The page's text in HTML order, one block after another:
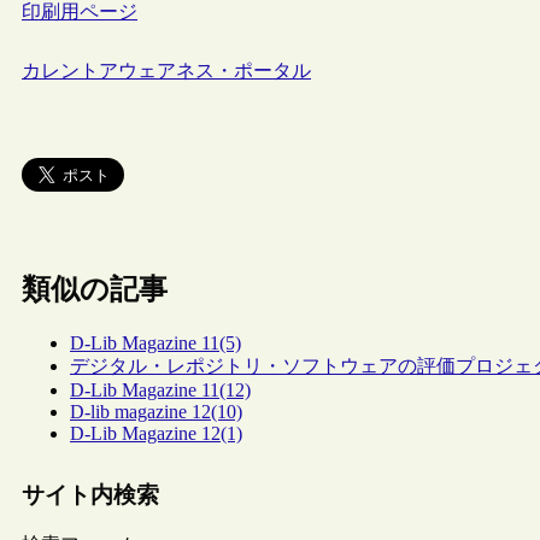
印刷用ページ
カレントアウェアネス・ポータル
類似の記事
D-Lib Magazine 11(5)
デジタル・レポジトリ・ソフトウェアの評価プロジェ
D-Lib Magazine 11(12)
D-lib magazine 12(10)
D-Lib Magazine 12(1)
サイト内検索